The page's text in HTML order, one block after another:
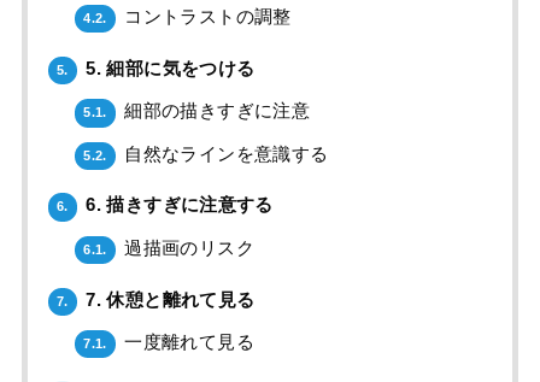
4.2. コントラストの調整
5. 5. 細部に気をつける
5.1. 細部の描きすぎに注意
5.2. 自然なラインを意識する
6. 6. 描きすぎに注意する
6.1. 過描画のリスク
7. 7. 休憩と離れて見る
7.1. 一度離れて見る